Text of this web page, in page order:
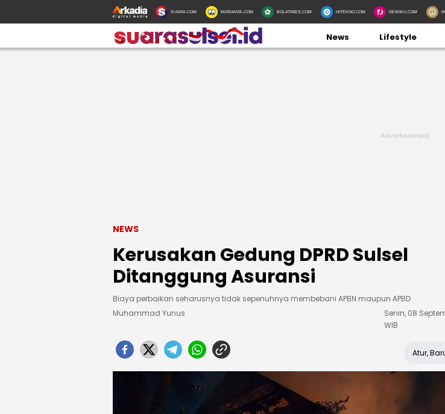
SUARA.COM MATAMATA.COM BOLATIMES.COM HITEKNO.COM DEWIKU.COM
News Lifestyle
NEWS
Kerusakan Gedung DPRD Sulsel
Ditanggung Asuransi
Biaya perbaikan seharusnya tidak sepenuhnya membebani APBN maupun APBD
Muhammad Yunus
Senin, 08
WIB
Atur,